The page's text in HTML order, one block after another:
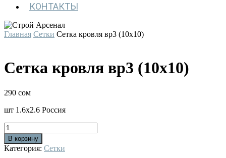
КОНТАКТЫ
Главная Сетки Сетка кровля вр3 (10х10)
Сетка кровля вр3 (10х10)
290 сом
шт 1.6х2.6 Россия
Количество
В корзину
Категория: Сетки